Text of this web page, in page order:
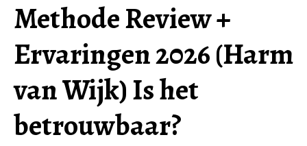
Methode Review +
Ervaringen 2026 (Harm
van Wijk) Is het
betrouwbaar?